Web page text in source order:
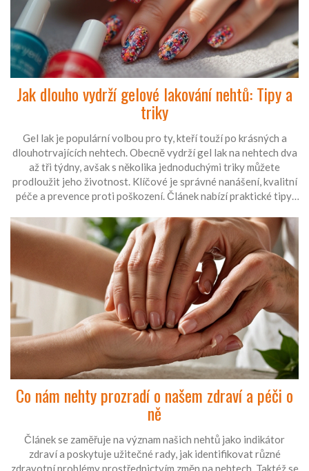
Jak dlouho vydrží gelové lakování nehtů: Tipy a
triky
Gel lak je populární volbou pro ty, kteří touží po krásných a
dlouhotrvajících nehtech. Obecně vydrží gel lak na nehtech dva
až tři týdny, avšak s několika jednoduchými triky můžete
prodloužit jeho životnost. Klíčové je správné nanášení, kvalitní
péče a prevence proti poškození. Článek nabízí praktické tipy,
odlupování.
Co nám nehty prozradí o našem zdraví a péči o
ně
Článek se zaměřuje na význam našich nehtů jako indikátor
zdraví a poskytuje užitečné rady, jak identifikovat různé
zdravotní problémy prostřednictvím změn na nehtech. Taktéž se